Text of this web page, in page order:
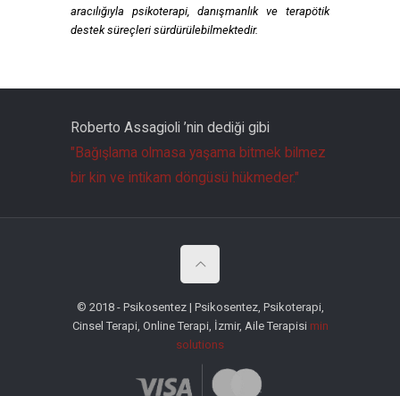
aracılığıyla psikoterapi, danışmanlık ve terapötik
destek süreçleri sürdürülebilmektedir.
Roberto Assagioli ’nin dediği gibi
"Bağışlama olmasa yaşama bitmek bilmez
bir kin ve intikam döngüsü hükmeder."
© 2018 - Psikosentez | Psikosentez, Psikoterapi,
Cinsel Terapi, Online Terapi, İzmir, Aile Terapisi min
solutions